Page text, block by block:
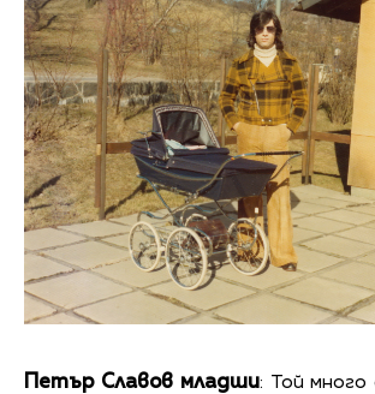
Петър Славов младши: Той много